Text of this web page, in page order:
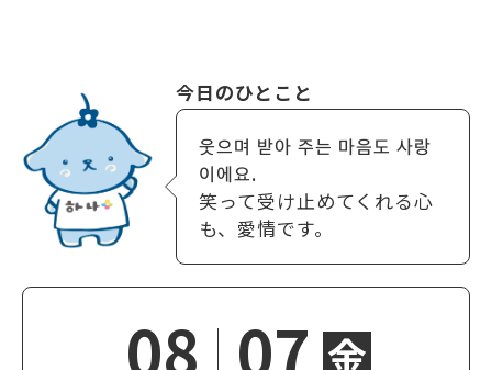
今日のひとこと
웃으며 받아 주는 마음도 사랑
이에요.
笑って受け止めてくれる心
も、愛情です。
08 07 金